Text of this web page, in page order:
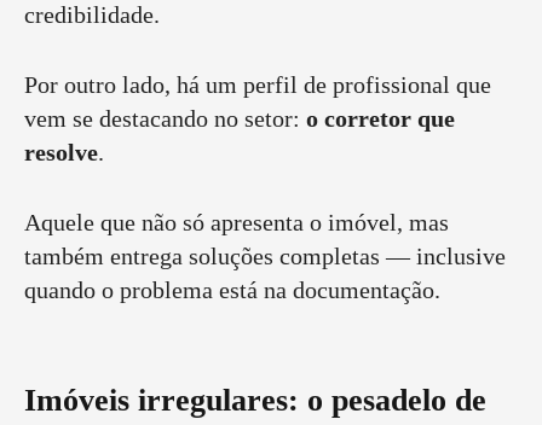
credibilidade.
Por outro lado, há um perfil de profissional que
vem se destacando no setor: o corretor que
resolve.
Aquele que não só apresenta o imóvel, mas
também entrega soluções completas — inclusive
quando o problema está na documentação.
Imóveis irregulares: o pesadelo de